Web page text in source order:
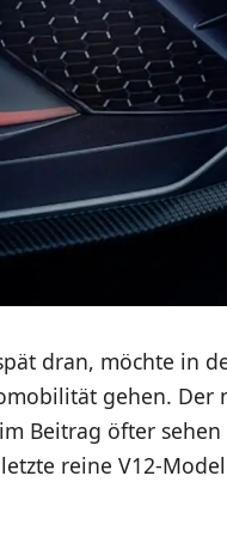
dran, möchte in
gehen. Der
Beitrag öfter
reine V12-